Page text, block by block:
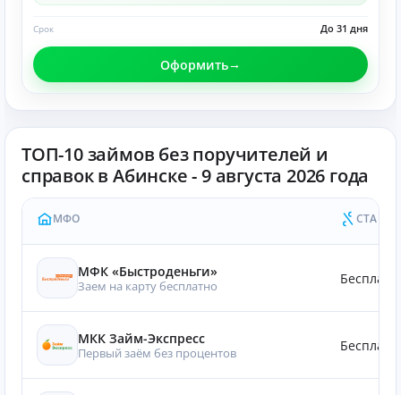
До 31 дня
Срок
Оформить
ТОП-10 займов без поручителей и
справок в Абинске - 9 августа 2026 года
МФО СТАВКА
МФК «Быстроденьги»
Заем на карту бесплатно
МКК Займ-Экспресс
Первый заём без процентов